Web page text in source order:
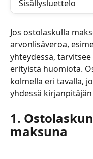
Sisällysluettelo
Jos ostolaskulla
arvonlisäveroa,
yhteydessä,
erityistä huomiota.
kolmella eri tavalla,
yhdessä kirjanpitäjän
1.
maksuna